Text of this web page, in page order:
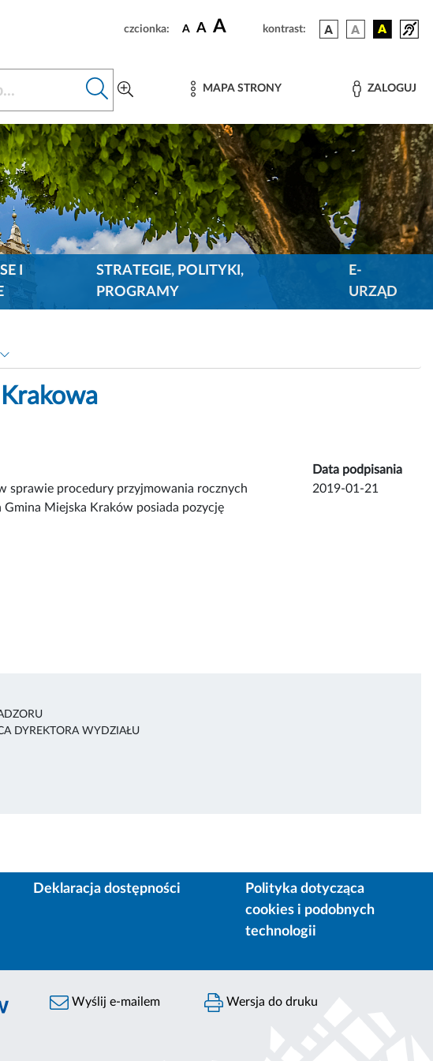
czcionka: A A A kontrast:
MAPA STRONY ZALOGUJ
I
STRATEGIE, POLITYKI,
PROGRAMY
E-
URZĄD
Data podpisania
sprawie procedury przyjmowania rocznych
Miejska Kraków posiada pozycję
2019-01-21
DYREKTORA WYDZIAŁU
Deklaracja dostępności
Polityka dotycząca
cookies i podobnych
technologii
Wyślij e-mailem Wersja do druku